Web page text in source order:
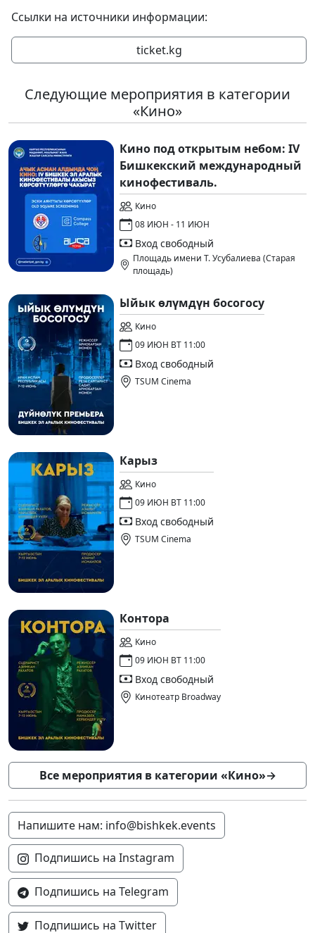
Ссылки на источники информации:
ticket.kg
Следующие мероприятия в категории
«Кино»
Кино под открытым небом: IV
Бишкекский международный
кинофестиваль.
Кино
08 ИЮН - 11 ИЮН
Вход свободный
Площадь имени Т. Усубалиева (Старая
площадь)
Ыйык өлүмдүн босогосу
Кино
09 ИЮН ВТ 11:00
Вход свободный
TSUM Cinema
Карыз
Кино
09 ИЮН ВТ 11:00
Вход свободный
TSUM Cinema
Контора
Кино
09 ИЮН ВТ 11:00
Вход свободный
Кинотеатр Broadway
Все мероприятия в категории «Кино»→
Напишите нам: info@bishkek.events
Подпишись на Instagram
Подпишись на Telegram
Подпишись на Twitter